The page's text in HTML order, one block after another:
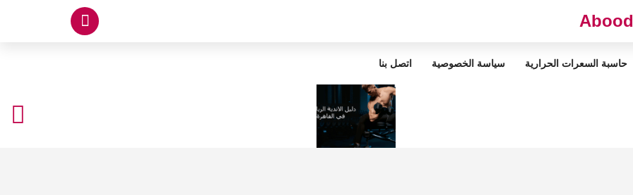
حاسبة السعرات الحرارية سياسة الخصوصية اتصل بنا